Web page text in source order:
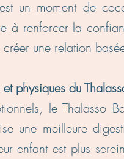
un moment de
à renforcer la
une relation
physiques du
le Thalasso
une meilleure
enfant est plus